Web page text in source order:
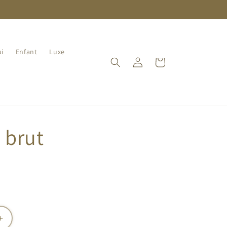
Enfant Luxe
Connexion Panier
brut
Augmenter